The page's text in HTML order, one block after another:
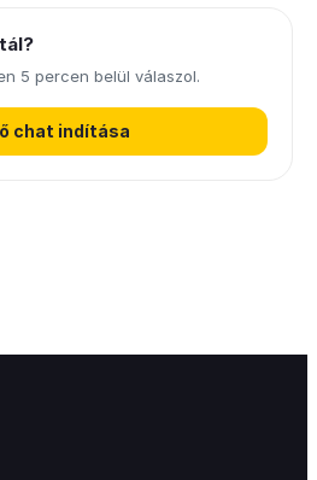
5 percen belül válaszol.
chat indítása